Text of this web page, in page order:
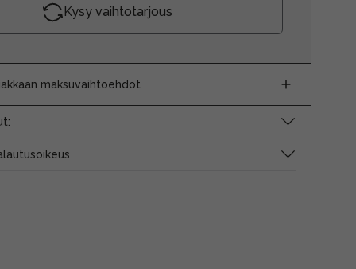
Kysy vaihtotarjous
maksuvaihtoehdot